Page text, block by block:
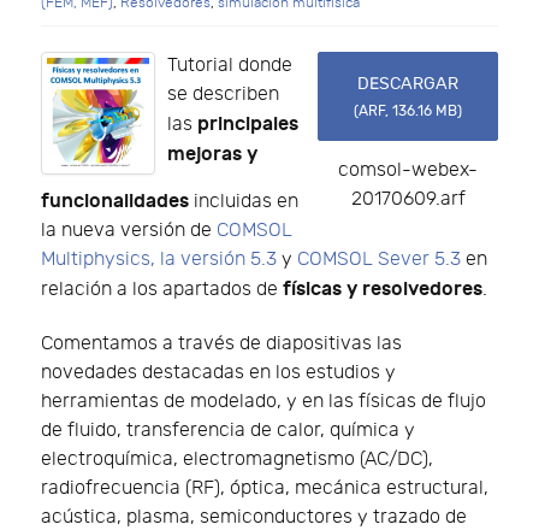
DESCARGAR
(ARF, 136.16 MB)
comsol-webex-
20170609.arf
Tutorial donde
se describen
las principales
mejoras y
funcionalidades incluidas en
la nueva versión de COMSOL
Multiphysics, la versión 5.3 y COMSOL Sever 5.3 en
relación a los apartados de físicas y resolvedores.
Comentamos a través de diapositivas las
novedades destacadas en los estudios y
herramientas de modelado, y en las físicas de flujo
de fluido, transferencia de calor, química y
electroquímica, electromagnetismo (AC/DC),
radiofrecuencia (RF), óptica, mecánica estructural,
acústica, plasma, semiconductores y trazado de